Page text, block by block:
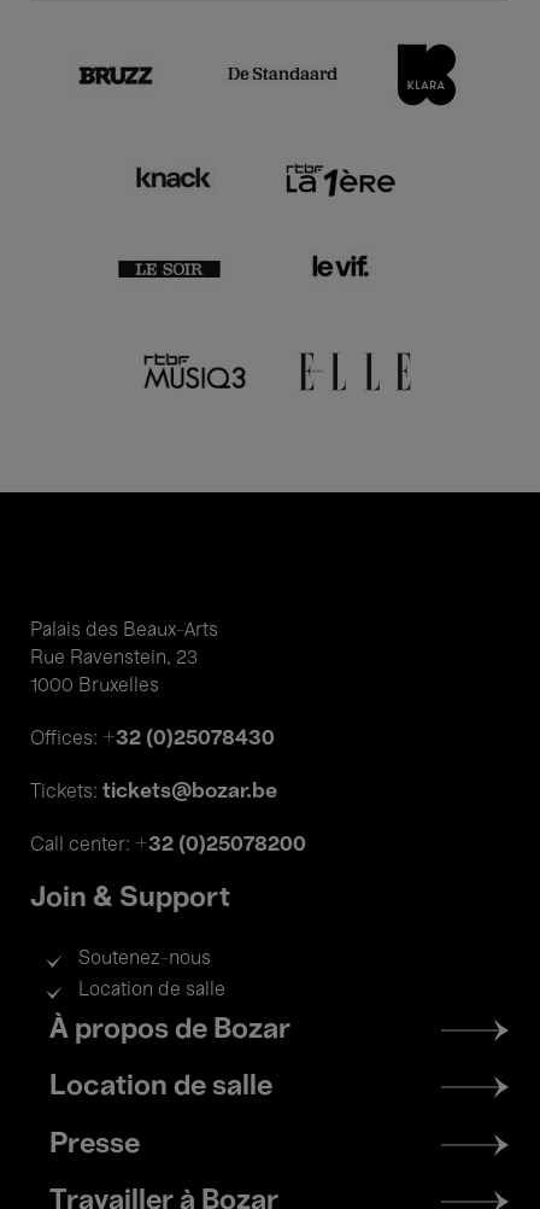
Palais des Beaux-Arts
Rue Ravenstein, 23
1000 Bruxelles
Offices: +32 (0)25078430
Tickets: tickets@bozar.be
Call center: +32 (0)25078200
Join & Support
Soutenez-nous
Location de salle
Footer
menu
À propos de Bozar
Location de salle
Presse
Travailler à Bozar